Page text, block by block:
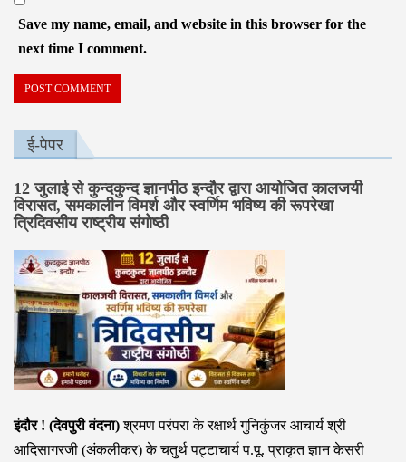
Save my name, email, and website in this browser for the
next time I comment.
ई-पेपर
12 जुलाई से कुन्दकुन्द ज्ञानपीठ इन्दौर द्वारा आयोजित कालजयी
विरासत, समकालीन विमर्श और स्वर्णिम भविष्य की रूपरेखा
त्रिदिवसीय राष्ट्रीय संगोष्ठी
इंदौर ! (देवपुरी वंदना)श्रमण परंपरा के रक्षार्थ गुनिकुंजर आचार्य श्री
आदिसागरजी (अंकलीकर) के चतुर्थ पट्टाचार्य प.पू. प्राकृत ज्ञान केसरी